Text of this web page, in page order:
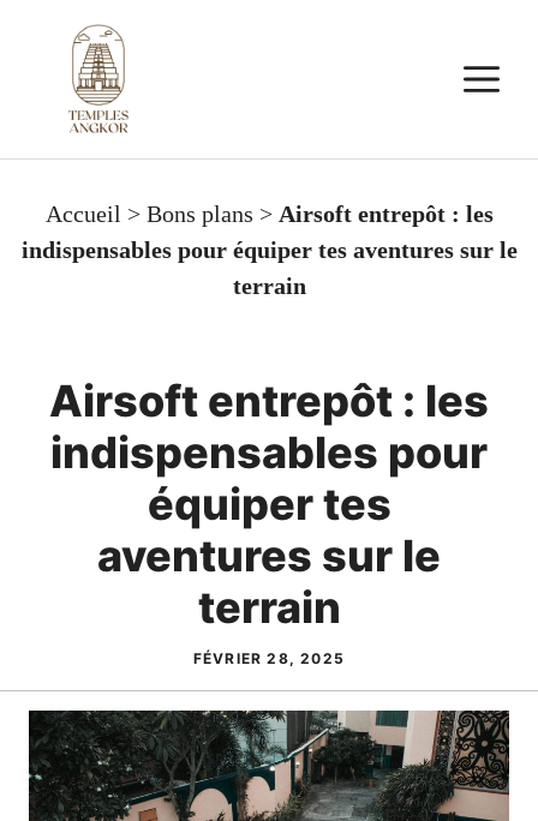
contenu
Accueil > Bons plans > Airsoft entrepôt : les
indispensables pour équiper tes aventures sur le
terrain
Airsoft entrepôt : les
indispensables pour
équiper tes
aventures sur le
terrain
FÉVRIER 28, 2025